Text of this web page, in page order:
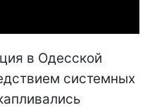
в Одесской
системных